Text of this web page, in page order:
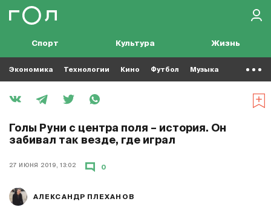
Спорт Культура Жизнь
Экономика Технологии Кино Футбол Музыка
Голы Руни с центра поля – история. Он
забивал так везде, где играл
27 ИЮНЯ 2019, 13:02
АЛЕКСАНДР ПЛЕХАНОВ
0